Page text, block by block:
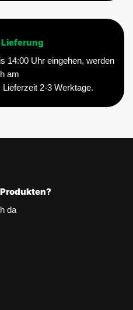
14:00 Uhr eingehen, werden
am
Lieferzeit 2-3 Werktage.
da